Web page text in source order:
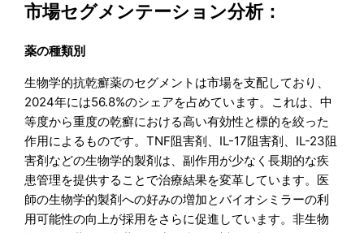
市場セグメンテーション分析：
薬の種類別
生物学的抗乾癬薬のセグメントは市場を支配しており、
2024年には56.8%のシェアを占めています。これは、中
等度から重度の乾癬における高い有効性と標的を絞った
作用によるものです。TNF阻害剤、IL-17阻害剤、IL-23阻
害剤などの生物学的製剤は、副作用が少なく長期的な疾
患管理を提供することで治療結果を変革しています。医
師の生物学的製剤への好みの増加とバイオシミラーの利
用可能性の向上が採用をさらに促進しています。非生物